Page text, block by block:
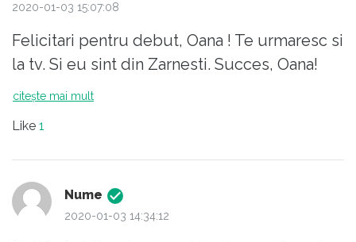
2020-01-03 15:07:08
Felicitari pentru debut, Oana ! Te urmaresc si
la tv. Si eu sint din Zarnesti. Succes, Oana!
citește mai mult
Like 1
Nume
2020-01-03 14:34:12